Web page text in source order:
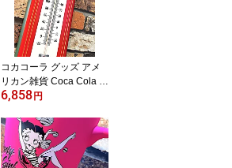
コカコーラ グッズ アメ
リカン雑貨 Coca Cola ダ
イカット エンボスメタル
RESHING w/THERMOM
ETER サーモメータ 温度
計 看板 店舗 ガレージ デ
6,858円